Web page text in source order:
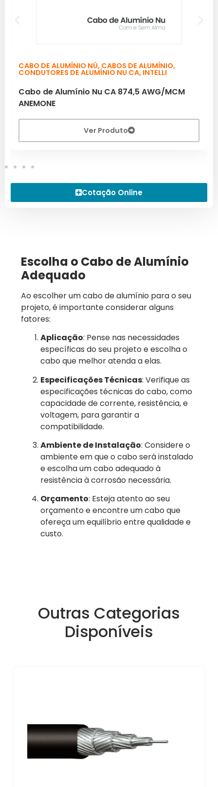
CABO DE ALUMÍNIO NÚ, CABOS DE ALUMÍNIO,
CONDUTORES DE ALUMÍNIO NU CA, INTELLI
Cabo de Alumínio Nu CA 874,5 AWG/MCM
ANEMONE
Ver Produto
Cotação Online
Escolha o Cabo de Alumínio
Adequado
Ao escolher um cabo de alumínio para o seu
projeto, é importante considerar alguns
fatores:
Aplicação: Pense nas necessidades
específicas do seu projeto e escolha o
cabo que melhor atenda a elas.
Especificações Técnicas: Verifique as
especificações técnicas do cabo, como
capacidade de corrente, resistência, e
voltagem, para garantir a
compatibilidade.
Ambiente de Instalação: Considere o
ambiente em que o cabo será instalado
e escolha um cabo adequado à
resistência à corrosão necessária.
Orçamento: Esteja atento ao seu
orçamento e encontre um cabo que
ofereça um equilíbrio entre qualidade e
custo.
Outras Categorias
Disponíveis